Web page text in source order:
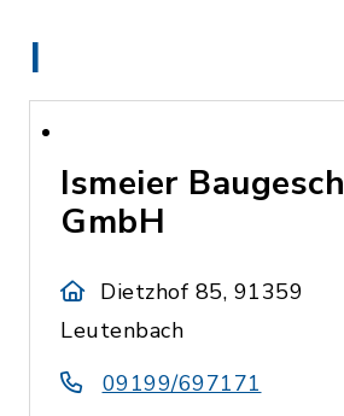
I
Ismeier
GmbH
Dietzhof 85, 91359
Leutenbach
09199/697171